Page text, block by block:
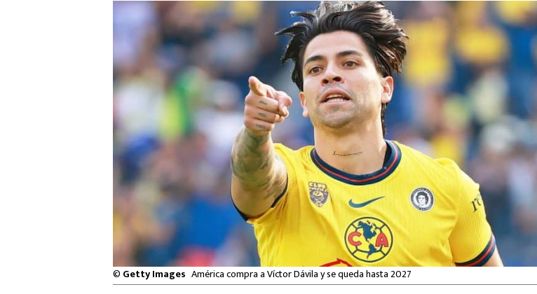
© Getty Images América compra a Víctor Dávila y se queda hasta 2027